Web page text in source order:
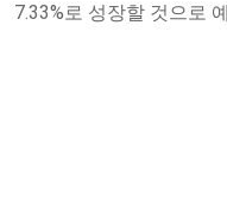
7.33%로 성장할 것으로